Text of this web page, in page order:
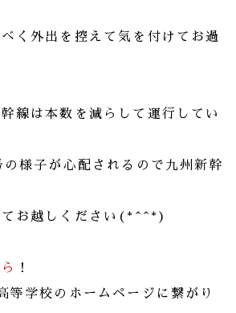
く外出を控えて気を付けてお過
線は本数を減らして運行してい
様子が心配されるので九州新幹
てお越しください(*^^*)
！
学校のホームページに繋がり